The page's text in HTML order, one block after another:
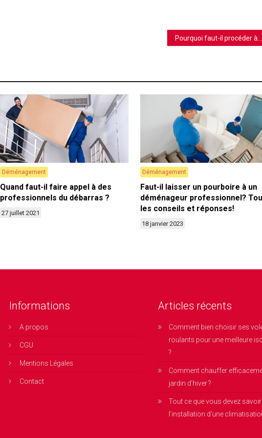
Déménagement
Quand faut-il faire appel à des
professionnels du débarras ?
27 juillet 2021
Déménagement
Faut-il laisser un pourboire à un
déménageur professionnel?
les conseils et réponses!
18 janvier 2023
Informations
A propos
CGU
Mentions Légales
Contact
Articles récents
Comment bien choisir ses
roulants pour une meilleure
?
Comment chauffer
jardin d’hiver ?
Tout ce que vous devez
l’installation d’une